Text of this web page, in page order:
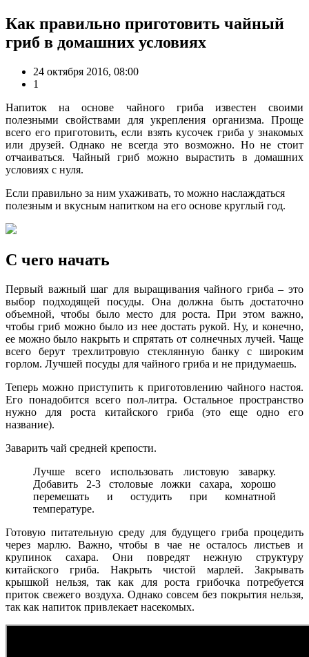
Как правильно приготовить чайный
гриб в домашних условиях
24 октября 2016, 08:00
1
Напиток на основе чайного гриба известен своими
полезными свойствами для укрепления организма. Проще
всего его приготовить, если взять кусочек гриба у знакомых
или друзей. Однако не всегда это возможно. Но не стоит
отчаиваться. Чайный гриб можно вырастить в домашних
условиях с нуля.
Если правильно за ним ухаживать, то можно наслаждаться
полезным и вкусным напитком на его основе круглый год.
С чего начать
Первый важный шаг для выращивания чайного гриба – это
выбор подходящей посуды. Она должна быть достаточно
объемной, чтобы было место для роста. При этом важно,
чтобы гриб можно было из нее достать рукой. Ну, и конечно,
ее можно было накрыть и спрятать от солнечных лучей. Чаще
всего берут трехлитровую стеклянную банку с широким
горлом. Лучшей посуды для чайного гриба и не придумаешь.
Теперь можно приступить к приготовлению чайного настоя.
Его понадобится всего пол-литра. Остальное пространство
нужно для роста китайского гриба (это еще одно его
название).
Заварить чай средней крепости.
Лучше всего использовать листовую заварку.
Добавить 2-3 столовые ложки сахара, хорошо
перемешать и остудить при комнатной
температуре.
Готовую питательную среду для будущего гриба процедить
через марлю. Важно, чтобы в чае не осталось листьев и
крупинок сахара. Они повредят нежную структуру
китайского гриба. Накрыть чистой марлей. Закрывать
крышкой нельзя, так как для роста грибочка потребуется
приток свежего воздуха. Однако совсем без покрытия нельзя,
так как напиток привлекает насекомых.